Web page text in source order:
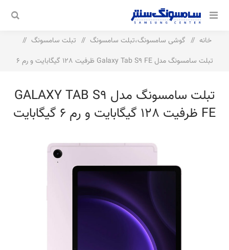
خانه / گوشی سامسونگ،تبلت سامسونگ / تبلت سامسونگ
/
تبلت سامسونگ مدل Galaxy Tab S9 FE ظرفیت 128 گیگابایت و رم 6
تبلت سامسونگ مدل GALAXY TAB S9
FE ظرفیت 128 گیگابایت و رم 6 گیگابایت